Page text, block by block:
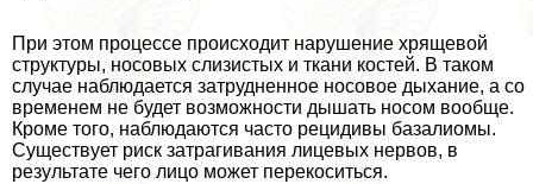
При этом процессе происходит нарушение хрящевой
структуры, носовых слизистых и ткани костей. В таком
случае наблюдается затрудненное носовое дыхание, а со
временем не будет возможности дышать носом вообще.
Кроме того, наблюдаются часто рецидивы базалиомы.
Существует риск затрагивания лицевых нервов, в
результате чего лицо может перекоситься.